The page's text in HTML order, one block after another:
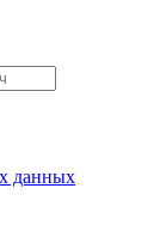
данных